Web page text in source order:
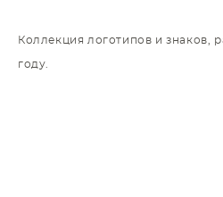
Коллекция логотипов и знаков,
году.